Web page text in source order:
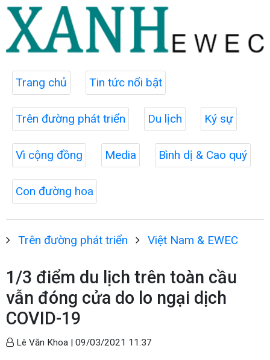
Trang chủ Tin tức nổi bật
Trên đường phát triển Du lịch Ký sự
Vì cộng đồng Media Bình dị & Cao quý
Con đường hoa
Trên đường phát triển Việt Nam & EWEC
1/3 điểm du lịch trên toàn cầu
vẫn đóng cửa do lo ngại dịch
COVID-19
Lê Văn Khoa | 09/03/2021 11:37